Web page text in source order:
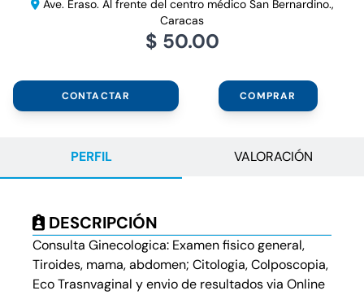
Ave. Eraso. Al frente del centro médico San Bernardino.,
Caracas
$ 50.00
CONTACTAR COMPRAR
PERFIL VALORACIÓN
DESCRIPCIÓN
Consulta Ginecologica: Examen fisico general,
Tiroides, mama, abdomen; Citologia, Colposcopia,
Eco Trasnvaginal y envio de resultados via Online